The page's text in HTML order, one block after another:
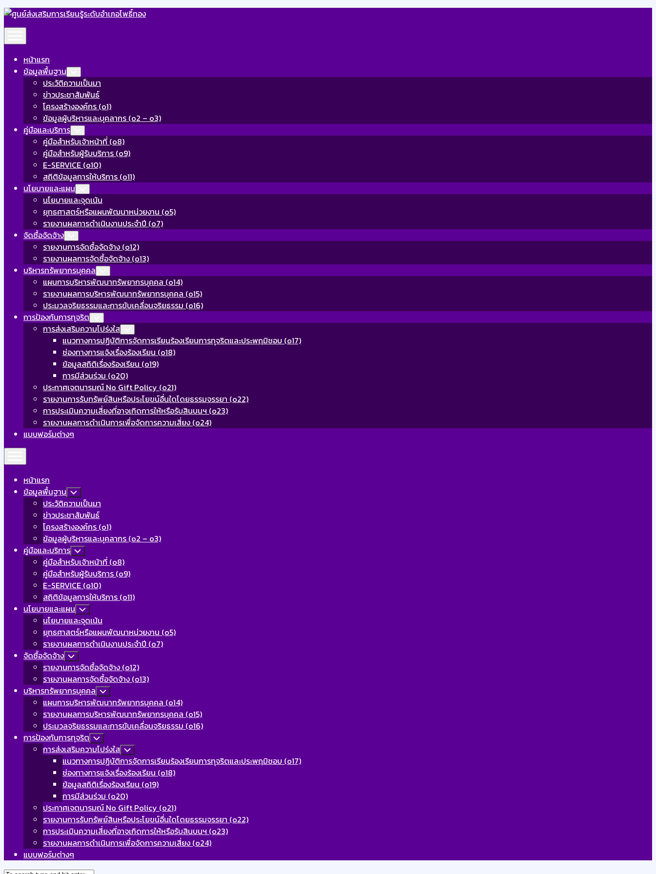
Skip
to
หน้าแรก
ข้อมูลพื้นฐาน
Child
Menu
ประวัติความเป็นมา
ข่าวประชาสัมพันธ์
โครงสร้างองค์กร (o1)
ข้อมูลผู้บริหารและบุคลากร (o2 – o3)
คู่มือและบริการ
Child
Menu
คู่มือสำหรับเจ้าหน้าที่ (o8)
คู่มือสำหรับผู้รับบริการ (o9)
E-SERVICE (o10)
สถิติข้อมูลการให้บริการ (o11)
นโยบายและแผน
Child
Menu
นโยบายและจุดเน้น
ยุทธศาสตร์หรือแผนพัฒนาหน่วยงาน (o5)
รายงานผลการดำเนินงานประจำปี (o7)
จัดซื้อจัดจ้าง
Child
Menu
รายงานการจัดซื้อจัดจ้าง (o12)
รายงานผลการจัดซื้อจัดจ้าง (o13)
บริหารทรัพยากรบุคคล
Child
Menu
แผนการบริหารพัฒนาทรัพยากรบุคคล (o14)
รายงานผลการบริหารพัฒนาทรัพยากรบุคคล (o15)
ประมวลจริยธรรมและการขับเคลื่อนจริยธรรม (o16)
การป้องกันการทุจริต
Child
Menu
การส่งเสริมความโปร่งใส
Child
Menu
แนวทางการปฏิบัติการจัดการเรียนร้องเรียนการทุจริตและประพฤมิชอบ (o17)
ช่องทางการแจ้งเรื่องร้องเรียน (o18)
ข้อมูลสถิติเรื่องร้องเรียน (o19)
การมีส่วนร่วม (o20)
ประกาศเจตนารมณ์ No Gift Policy (o21)
รายงานการรับทรัพย์สินหรือประโยขน์อื่นใดโดยธรรมจรรยา (o22)
การประเมินความเสี่ยงที่อาจเกิดการให้หรือรับสินบนฯ (o23)
รายงานผลการดำเนินการเพื่อจัดการความเสี่ยง (o24)
แบบฟอร์มต่างๆ
หน้าแรก
ข้อมูลพื้นฐาน Toggle
Child
Menu
ประวัติความเป็นมา
ข่าวประชาสัมพันธ์
โครงสร้างองค์กร (o1)
ข้อมูลผู้บริหารและบุคลากร (o2 – o3)
คู่มือและบริการ Toggle
Child
Menu
คู่มือสำหรับเจ้าหน้าที่ (o8)
คู่มือสำหรับผู้รับบริการ (o9)
E-SERVICE (o10)
สถิติข้อมูลการให้บริการ (o11)
นโยบายและแผน Toggle
Child
Menu
นโยบายและจุดเน้น
ยุทธศาสตร์หรือแผนพัฒนาหน่วยงาน (o5)
รายงานผลการดำเนินงานประจำปี (o7)
จัดซื้อจัดจ้าง Toggle
Child
Menu
รายงานการจัดซื้อจัดจ้าง (o12)
รายงานผลการจัดซื้อจัดจ้าง (o13)
บริหารทรัพยากรบุคคล Toggle
Child
Menu
แผนการบริหารพัฒนาทรัพยากรบุคคล (o14)
รายงานผลการบริหารพัฒนาทรัพยากรบุคคล (o15)
ประมวลจริยธรรมและการขับเคลื่อนจริยธรรม (o16)
การป้องกันการทุจริต Toggle
Child
Menu
การส่งเสริมความโปร่งใส Toggle
Child
Menu
แนวทางการปฏิบัติการจัดการเรียนร้องเรียนการทุจริตและประพฤมิชอบ (o17)
ช่องทางการแจ้งเรื่องร้องเรียน (o18)
ข้อมูลสถิติเรื่องร้องเรียน (o19)
การมีส่วนร่วม (o20)
ประกาศเจตนารมณ์ No Gift Policy (o21)
รายงานการรับทรัพย์สินหรือประโยขน์อื่นใดโดยธรรมจรรยา (o22)
การประเมินความเสี่ยงที่อาจเกิดการให้หรือรับสินบนฯ (o23)
รายงานผลการดำเนินการเพื่อจัดการความเสี่ยง (o24)
แบบฟอร์มต่างๆ